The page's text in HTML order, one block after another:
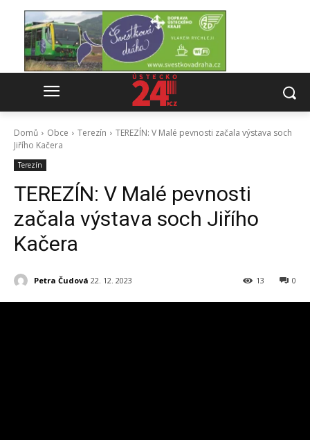
Domů Obce Terezín
TEREZÍN: V Malé pevnosti začala výstava soch
Jiřího Kačera
Terezín
TEREZÍN: V Malé pevnosti
začala výstava soch Jiřího
Kačera
Petra Čudová 22. 12. 2023 0
13